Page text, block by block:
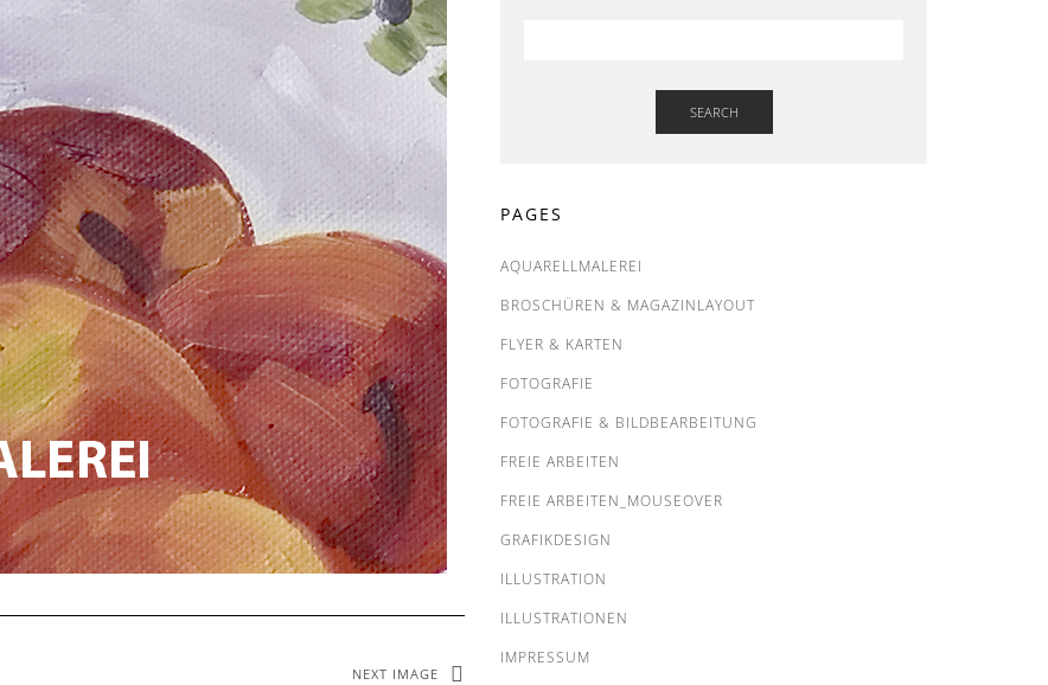
NEXT IMAGE
SEARCH
PAGES
AQUARELLMALEREI
BROSCHÜREN & MAGAZINLAYOUT
FLYER & KARTEN
FOTOGRAFIE
FOTOGRAFIE & BILDBEARBEITUNG
FREIE ARBEITEN
FREIE ARBEITEN_MOUSEOVER
GRAFIKDESIGN
ILLUSTRATION
ILLUSTRATIONEN
IMPRESSUM